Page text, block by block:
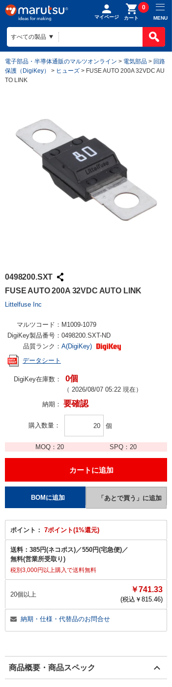
マイページ カート
0
MENU
電子部品・半導体通販のマルツオンライン > 電気部品 > 回路
保護（DigiKey）
> ヒューズ > FUSE AUTO 200A 32VDC AU
TO LINK
0498200.SXT
FUSE AUTO 200A 32VDC AUTO LINK
Littelfuse Inc
マルツコード： M1009-1079
DigiKey製品番号： 0498200.SXT-ND
品質ランク： A(DigiKey)
データシート
DigiKey在庫数： 0個
（ 2026/08/07 05:22 現在）
納期： 要確認
購入数量 個
MOQ： 20 SPQ：20
ポイント： 7ポイント(1%還元)
送料： 385円(ネコポス)／550円(宅急便)／
無料(営業所受取り)
税別3,000円以上購入で送料無料
20個以上
￥741.33
(税込￥ 815.46)
納期・仕様・代替品のお問合せ
商品概要・商品スペック